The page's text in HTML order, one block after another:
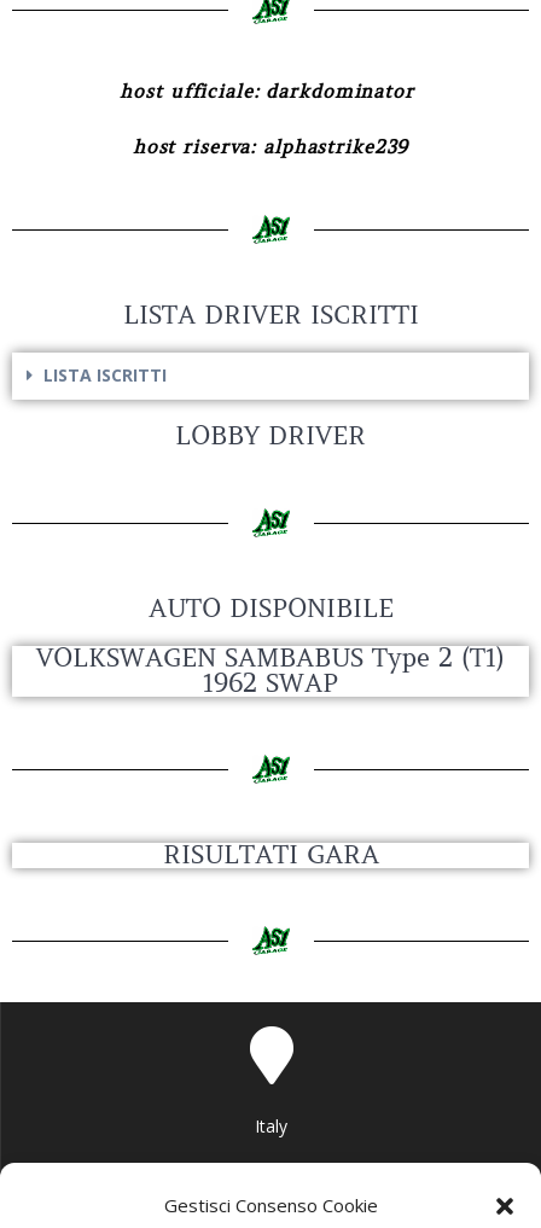
Gestisci Consenso Cookie
host ufficiale: darkdominator
host riserva: alphastrike239
LISTA DRIVER ISCRITTI
LISTA ISCRITTI
LOBBY DRIVER
AUTO DISPONIBILE
VOLKSWAGEN SAMBABUS Type 2 (T1)
1962 SWAP
RISULTATI GARA
Italy